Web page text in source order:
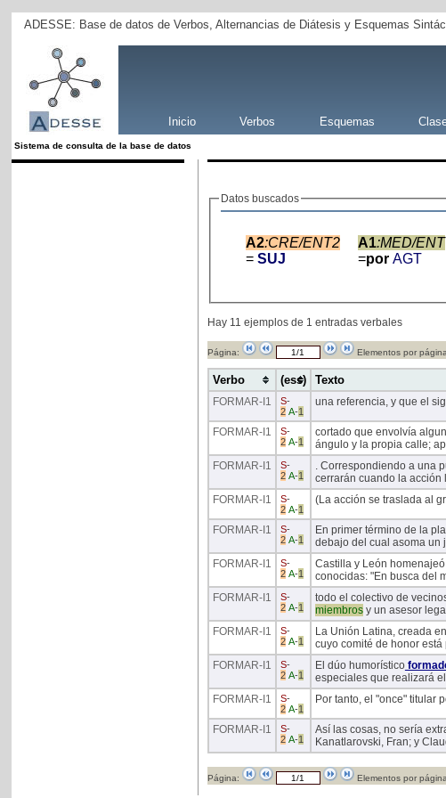
ADESSE: Base de datos de Verbos, Alternancias de Diátesis y Esquemas
Inicio Verbos Esquemas
Sistema de consulta de la base de datos
Datos buscados
A2:CRE/ENT2
= SUJ
A1:MED/ENT
=por AGT
Hay 11 ejemplos de 1 entradas verbales
Página: Elementos por
Verbo (ess) Texto
FORMAR-I1 S-
2 A-1
una referencia, y que el
FORMAR-I1 S-
2 A-1
cortado que envolvía
ángulo y la propia calle;
FORMAR-I1 S-
2 A-1
. Correspondiendo a una
cerrarán cuando la acción
FORMAR-I1 S-
2 A-1
(La acción se traslada al
FORMAR-I1 S-
2 A-1
En primer término de la
debajo del cual asoma un
FORMAR-I1 S-
2 A-1
Castilla y León
conocidas: "En busca del
FORMAR-I1 S-
2 A-1
todo el colectivo de
miembrosy un asesor
FORMAR-I1 S-
2 A-1
La Unión Latina, creada
cuyo comité de honor
FORMAR-I1 S-
2 A-1
El dúo humorístico
especiales que realizará
FORMAR-I1 S-
2 A-1
Por tanto, el "once" titular
FORMAR-I1 S-
2 A-1
Así las cosas, no sería
Kanatlarovski, Fran; y
Página: Elementos por